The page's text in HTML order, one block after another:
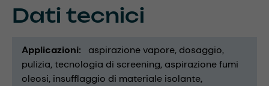
Dati tecnici
Applicazioni aspirazione vapore dosaggio
pulizia tecnologia di screening aspirazione fumi
oleosi insufflaggio di materiale isolante